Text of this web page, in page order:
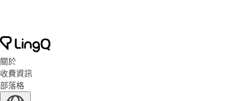
關於
收費資訊
部落格